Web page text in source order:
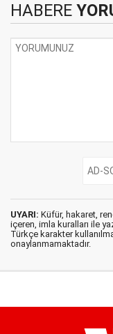
HABERE
UYARI: Küfür, hakaret,
içeren, imla kuralları ile
Türkçe karakter
onaylanmamaktadır.